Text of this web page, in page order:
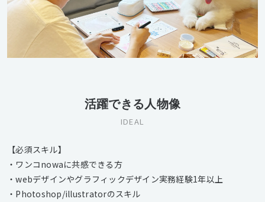
活躍できる人物像
IDEAL
【必須スキル】
・ワンコnowaに共感できる方
・webデザインやグラフィックデザイン実務経験1年以上
・Photoshop/illustratorのスキル